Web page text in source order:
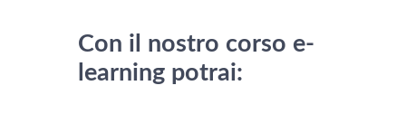
Con il nostro corso e-
learning potrai: